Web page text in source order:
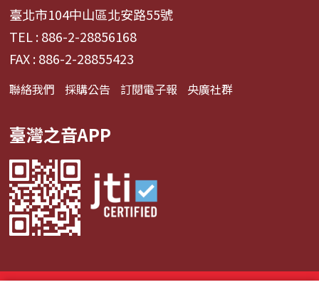
臺北市104中山區北安路55號
TEL : 886-2-28856168
FAX : 886-2-28855423
聯絡我們 採購公告 訂閱電子報 央廣社群
臺灣之音APP